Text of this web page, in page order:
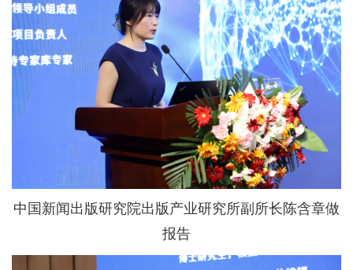
中国新闻出版研究院出版产业研究所副所长陈含章做
报告